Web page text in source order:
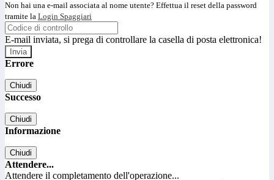
Non hai una e-mail associata al nome utente? Effettua il reset della password
tramite la Login Spaggiari
E-mail inviata, si prega di controllare la casella di posta elettronica!
Errore
Chiudi
Successo
Chiudi
Informazione
Chiudi
Attendere...
Attendere il completamento dell'operazione...